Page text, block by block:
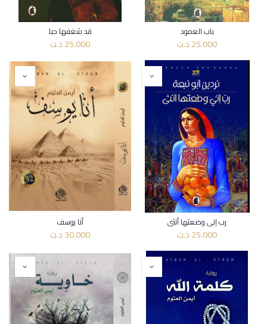
باب العمود
25.000د.ت
قد شغفها حبا
25.000د.ت
رب إني وضعتها أنثى
25.000د.ت
أنا يوسف
30.000د.ت